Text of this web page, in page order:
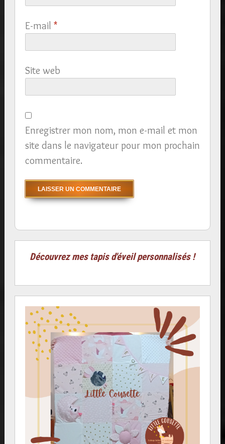
E-mail *
Site web
Enregistrer mon nom, mon e-mail et mon
site dans le navigateur pour mon prochain
commentaire.
Découvrez mes tapis d'éveil personnalisés !